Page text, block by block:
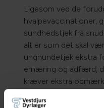
Ligesom ved de
hvalpevaccinationer,
sundhedstjek fra
alt er som det skal
unghundetjek ekstra
ernæring og adfærd,
kræver ekstra